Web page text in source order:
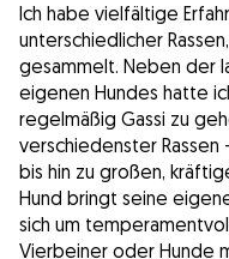
Ich habe vielfältige
unterschiedlicher
gesammelt. Neben der
eigenen Hundes hatte
regelmäßig Gassi zu
verschiedenster
bis hin zu großen,
Hund bringt seine
sich um
Vierbeiner oder Hunde